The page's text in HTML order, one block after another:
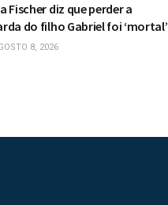
Fischer diz que perder a
do filho Gabriel foi ‘mortal’
8, 2026